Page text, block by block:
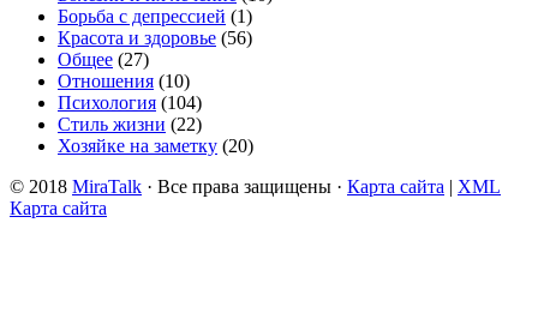
Борьба с депрессией (1)
Красота и здоровье (56)
Общее (27)
Отношения (10)
Психология (104)
Стиль жизни (22)
Хозяйке на заметку (20)
© 2018 MiraTalk · Все права защищены · Карта сайта | XML
Карта сайта